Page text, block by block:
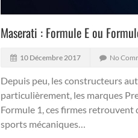
Maserati : Formule E ou
10 Décembre 2017 No
Depuis peu, les constructeurs
particulièrement, les marques
Formule 1, ces firmes retrouvent
sports mécaniques…